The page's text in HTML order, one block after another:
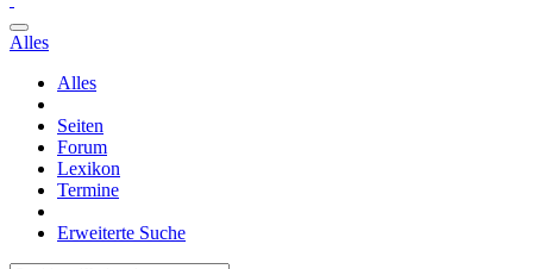
Alles
Alles
Seiten
Forum
Lexikon
Termine
Erweiterte Suche